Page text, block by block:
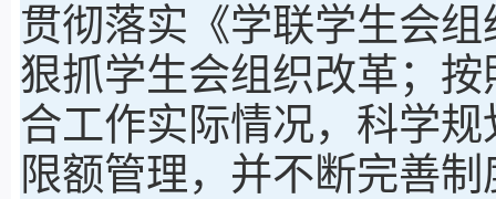
贯彻落实《学联学生会
狠抓学生会组织改革；
合工作实际情况，科学
限额管理，并不断完善